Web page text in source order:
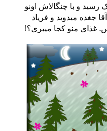
رسید و با چنگالاش اونو
جغده میدوید و فریاد
غذای منو کجا میبری؟!